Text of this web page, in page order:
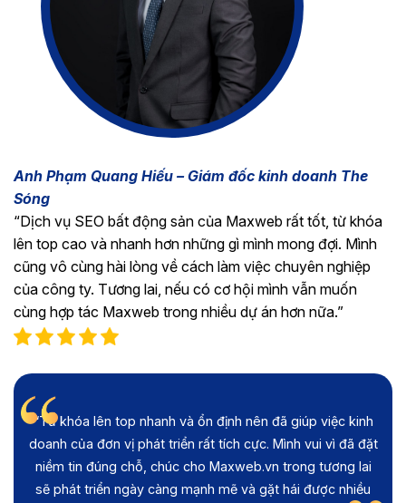
Anh Phạm Quang Hiếu – Giám đốc kinh doanh The
Sóng
“Dịch vụ SEO bất động sản của Maxweb rất tốt, từ khóa
lên top cao và nhanh hơn những gì mình mong đợi. Mình
cũng vô cùng hài lòng về cách làm việc chuyên nghiệp
của công ty. Tương lai, nếu có cơ hội mình vẫn muốn
cùng hợp tác Maxweb trong nhiều dự án hơn nữa.”
“Từ khóa lên top nhanh và ổn định nên đã giúp việc kinh
doanh của đơn vị phát triển rất tích cực. Mình vui vì đã đặt
niềm tin đúng chỗ, chúc cho Maxweb.vn trong tương lai
sẽ phát triển ngày càng mạnh mẽ và gặt hái được nhiều